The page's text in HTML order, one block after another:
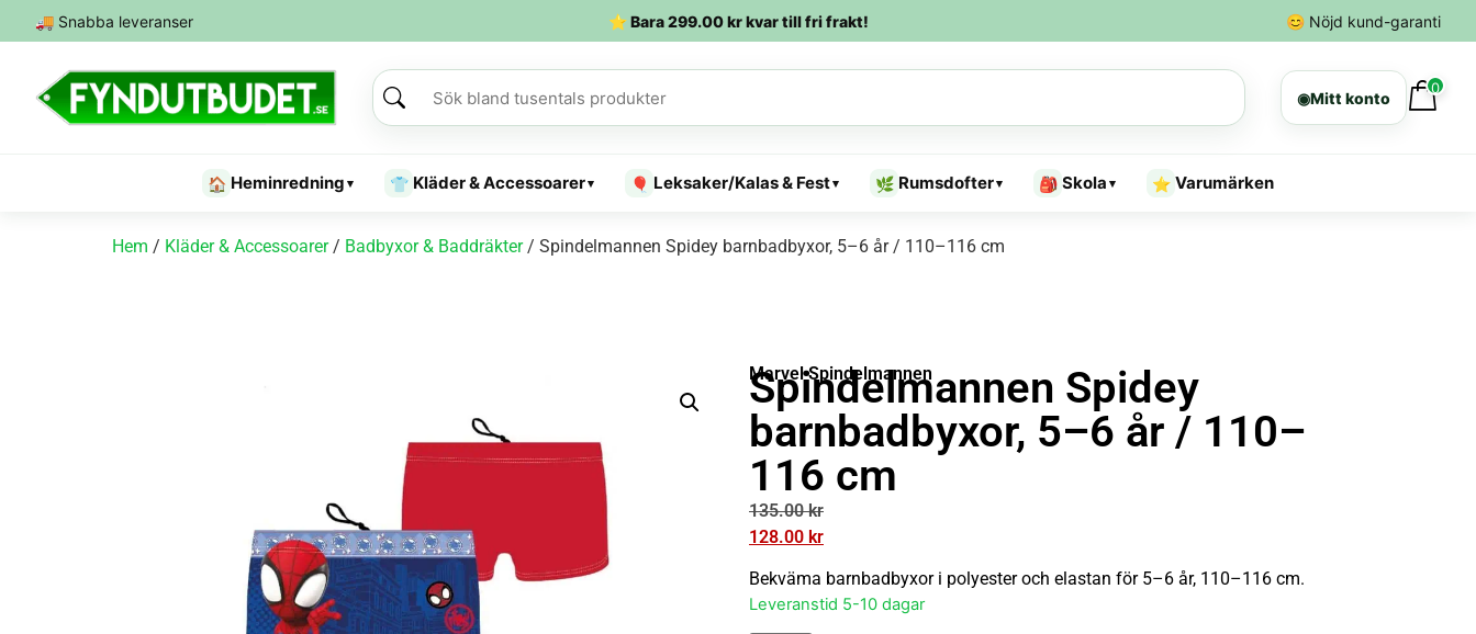
🚚 Snabba leveranser ⭐ Bara299.00krkvar till fri frakt! 😊 Nöjd kund-garanti
◉Mitt konto
0
🏠 Heminredning ▾ 👕 Kläder & Accessoarer▾ 🎈 Leksaker/Kalas & Fest▾ 🌿 Rumsdofter▾ 🎒 Skola ▾ ⭐ Varumärken
Hem / Kläder & Accessoarer/ Badbyxor & Baddräkter/ Spindelmannen Spidey barnbadbyxor, 5–6 år / 110–116 cm
Marvel Spindelmannen
Spindelmannen Spidey
barnbadbyxor, 5–6 år / 110–
116 cm
135.00kr
128.00 kr
Bekväma barnbadbyxor i polyester och elastan för 5–6 år, 110–116 cm.
Leveranstid 5-10 dagar